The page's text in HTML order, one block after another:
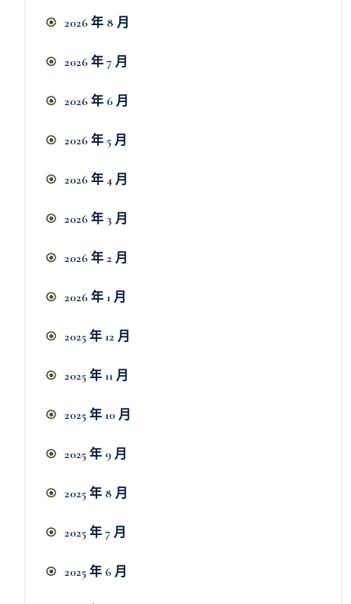
2026 年 8 月
2026 年 7 月
2026 年 6 月
2026 年 5 月
2026 年 4 月
2026 年 3 月
2026 年 2 月
2026 年 1 月
2025 年 12 月
2025 年 11 月
2025 年 10 月
2025 年 9 月
2025 年 8 月
2025 年 7 月
2025 年 6 月